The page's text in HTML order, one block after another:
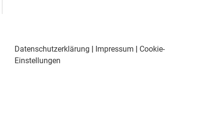
Datenschutzerklärung | Impressum | Cookie-
Einstellungen